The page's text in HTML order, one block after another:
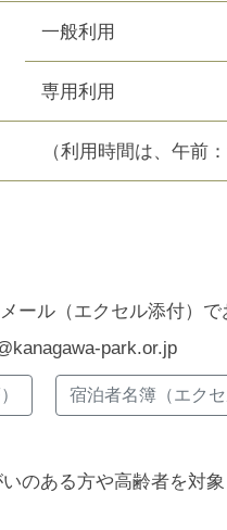
一般利用
専用利用
（利用時間は、午前
ル（エクセル添付）で
park.or.jp
宿泊者名簿（エクセ
のある方や高齢者を対